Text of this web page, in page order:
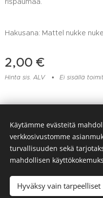
Hakusana: Mattel nukke
2,00 €
Hinta sis. ALV Ei sisällä
Lelu- ja muovikorjaamo
Ylöjärvi,
Käytämme evästeitä
verkkosivustomme
turvallisuuden sekä
mahdollisen
Hyväksy vain tarpeelliset